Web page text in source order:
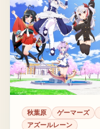
秋葉原 ゲーマーズ
アズールレーン